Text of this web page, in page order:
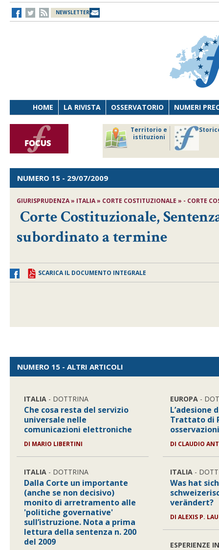
NEWSLETTER
HOME LA RIVISTA OSSERVATORIO NUMERI
Territorio e
istituzioni
NUMERO 15 - 29/07/2009
GIURISPRUDENZA » ITALIA » CORTE COSTITUZIONALE » - CORTE
Corte Costituzionale,
subordinato a termine
SCARICA IL DOCUMENTO INTEGRALE
NUMERO 15 - ALTRI ARTICOLI
ITALIA - DOTTRINA
Che cosa resta del servizio
universale nelle
comunicazioni elettroniche
DI MARIO LIBERTINI
ITALIA - DOTTRINA
Dalla Corte un importante
(anche se non decisivo)
monito di arretramento alle
'politiche governative'
sull’istruzione. Nota a prima
lettura della sentenza n. 200
del 2009
EUROPA -
L’adesione
Trattato di
DI CLAUDIO
ITALIA -
Was hat
verändert?
DI ALEXIS P.
ESPERIENZE